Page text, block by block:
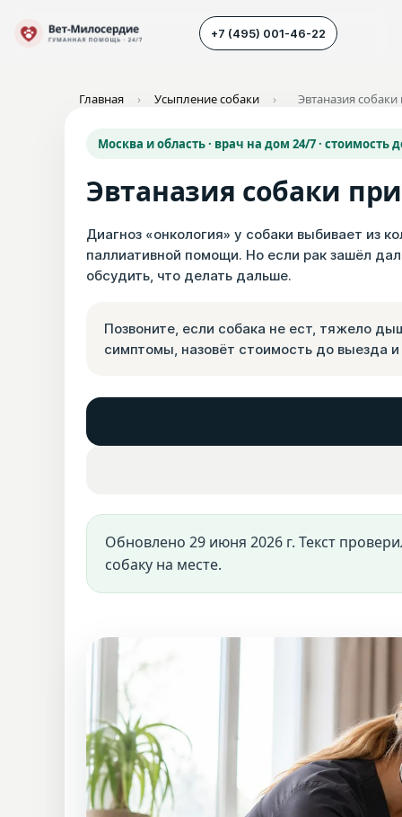
Усыпление собак
Усыпление кошек
Кремация животных
+7 (495) 001-46-22
Главная › Усыпление собаки › Эвтаназия
Москва и область · врач на дом 24/7 · стоимость
Эвтаназия собаки
Диагноз «онкология» у собаки выбивает из
паллиативной помощи. Но если рак зашёл
обсудить, что делать дальше.
Позвоните, если собака не ест, тяжело
симптомы, назовёт стоимость до выезда
Обновлено 29 июня 2026 г. Текст
собаку на месте.